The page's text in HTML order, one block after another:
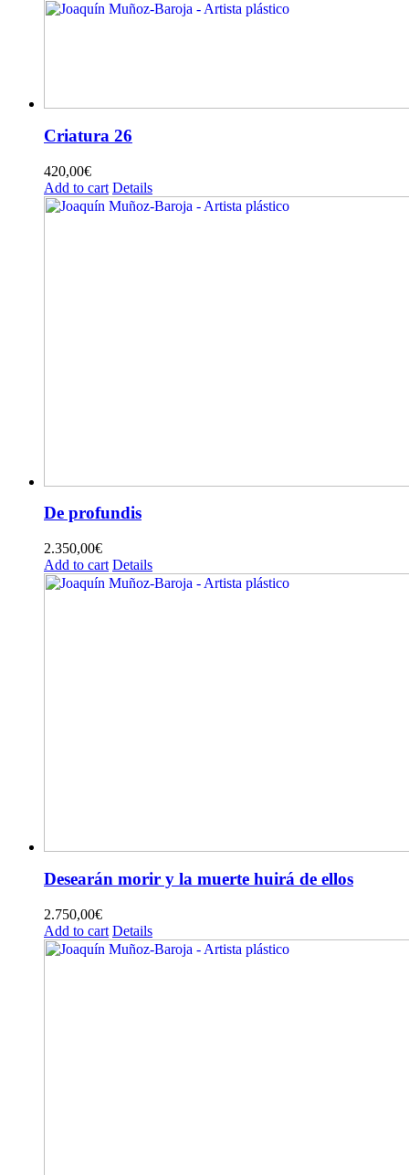
Criatura 26
420,00€
Add to cart Details
De profundis
2.350,00€
Add to cart Details
Desearán morir y la muerte huirá de ellos
2.750,00€
Add to cart Details